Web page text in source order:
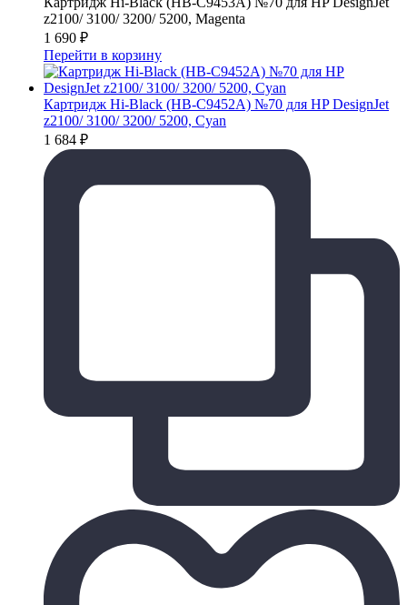
z2100/ 3100/ 3200/ 5200, Magenta
1 690 ₽
Перейти в корзину
Картридж Hi-Black (HB-C9452A) №70 для HP DesignJet
z2100/ 3100/ 3200/ 5200, Cyan
1 684 ₽